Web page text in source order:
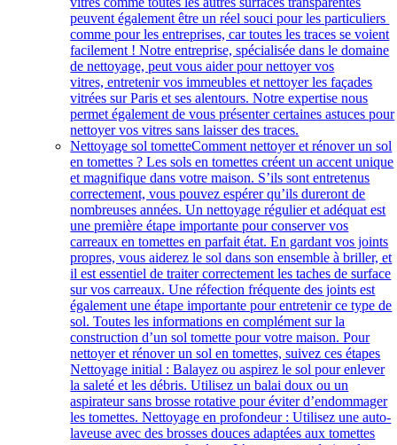
peuvent également être un réel souci pour les particuliers
comme pour les entreprises, car toutes les traces se voient
facilement ! Notre entreprise, spécialisée dans le domaine
de nettoyage, peut vous aider pour nettoyer vos
vitres, entretenir vos immeubles et nettoyer les façades
vitrées sur Paris et ses alentours. Notre expertise nous
permet également de vous présenter certaines astuces pour
nettoyer vos vitres sans laisser des traces.
Nettoyage sol tometteComment nettoyer et rénover un sol
en tomettes ? Les sols en tomettes créent un accent unique
et magnifique dans votre maison. S’ils sont entretenus
correctement, vous pouvez espérer qu’ils dureront de
nombreuses années. Un nettoyage régulier et adéquat est
une première étape importante pour conserver vos
carreaux en tomettes en parfait état. En gardant vos joints
propres, vous aiderez le sol dans son ensemble à briller, et
il est essentiel de traiter correctement les taches de surface
sur vos carreaux. Une réfection fréquente des joints est
également une étape importante pour entretenir ce type de
sol. Toutes les informations en complément sur la
construction d’un sol tomette pour votre maison. Pour
nettoyer et rénover un sol en tomettes, suivez ces étapes
Nettoyage initial : Balayez ou aspirez le sol pour enlever
la saleté et les débris. Utilisez un balai doux ou un
aspirateur sans brosse rotative pour éviter d’endommager
les tomettes. Nettoyage en profondeur : Utilisez une auto-
laveuse avec des brosses douces adaptées aux tomettes